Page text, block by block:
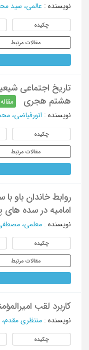
نویسنده : عالمی، سید
چکیده
مقالات مرتبط
تاریخ اجتماعی
هشتم هجری
مقاله
نویسنده : انورفیاضی،
چکیده
مقالات مرتبط
روابط خاندان باو
امامیه در سده
نویسنده : معلمی،
چکیده
مقالات مرتبط
کاربرد لقب
نویسنده : منتظری مقدم،
چکیده